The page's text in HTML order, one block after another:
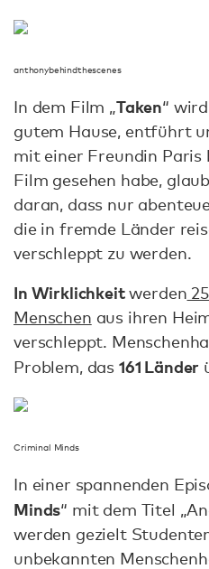
anthonybehindthescenes
In dem Film „Taken“
gutem Hause, entführt
mit einer Freundin Paris
Film gesehen habe,
daran, dass nur
die in fremde Länder
verschleppt zu werden.
In Wirklichkeitwerden
Menschen aus ihren
verschleppt.
Problem, das 161 Länder
Criminal Minds
In einer spannenden
Minds“ mit dem Titel
werden gezielt
unbekannten